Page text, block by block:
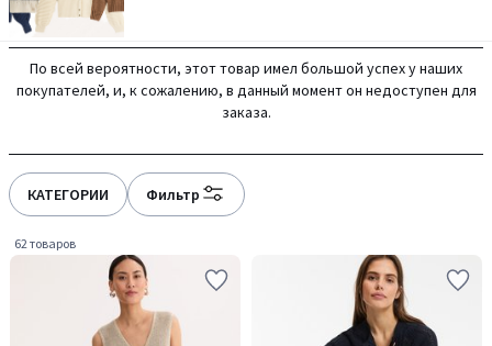
По всей вероятности, этот товар имел большой успех у наших
покупателей, и, к сожалению, в данный момент он недоступен для
заказа.
КАТЕГОРИИ Фильтр
62 товаров